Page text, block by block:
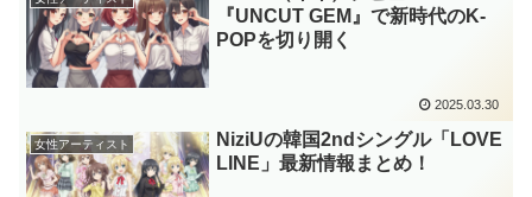
『UNCUT GEM』で新時代のK-
POPを切り開く
2025.03.30
女性アーティスト
NiziUの韓国2ndシングル「LOVE
LINE」最新情報まとめ！